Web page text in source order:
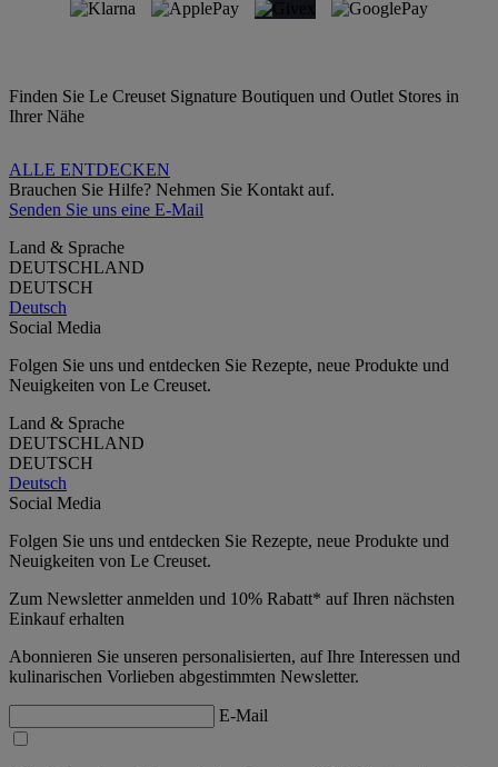
Finden Sie Le Creuset Signature Boutiquen und Outlet Stores in
Ihrer Nähe
ALLE ENTDECKEN
Brauchen Sie Hilfe? Nehmen Sie Kontakt auf.
Senden Sie uns eine E-Mail
Land & Sprache
DEUTSCHLAND
DEUTSCH
Deutsch
Social Media
Folgen Sie uns und entdecken Sie Rezepte, neue Produkte und
Neuigkeiten von Le Creuset.
Land & Sprache
DEUTSCHLAND
DEUTSCH
Deutsch
Social Media
Folgen Sie uns und entdecken Sie Rezepte, neue Produkte und
Neuigkeiten von Le Creuset.
Zum Newsletter anmelden und 10% Rabatt* auf Ihren nächsten
Einkauf erhalten
Abonnieren Sie unseren personalisierten, auf Ihre Interessen und
kulinarischen Vorlieben abgestimmten Newsletter.
E-Mail